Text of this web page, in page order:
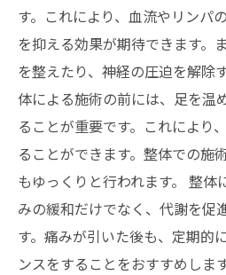
す。これにより、血流やリンパ
を抑える効果が期待できます。
を整えたり、神経の圧迫を解除
体による施術の前には、足を温
ることが重要です。これにより
ることができます。整体での施
もゆっくりと行われます。 整体
みの緩和だけでなく、代謝を促
す。痛みが引いた後も、定期的
ンスをすることをおすすめしま